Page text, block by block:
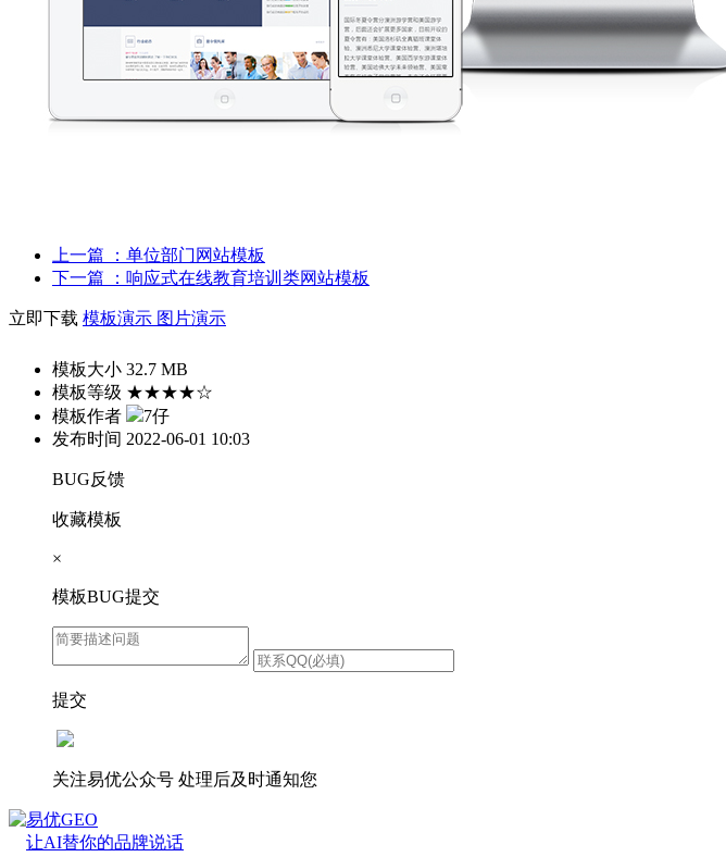
上一篇
：单位部门网站模板
下一篇
：响应式在线教育培训类网站模板
立即下载 模板演示 图片演示
模板大小 32.7 MB
模板等级 ★★★★☆
模板作者
7仔
发布时间 2022-06-01 10:03
BUG反馈
收藏模板
×
模板BUG提交
提交
关注易优公众号 处理后及时通知您
易优GEO
让AI替你的品牌说话